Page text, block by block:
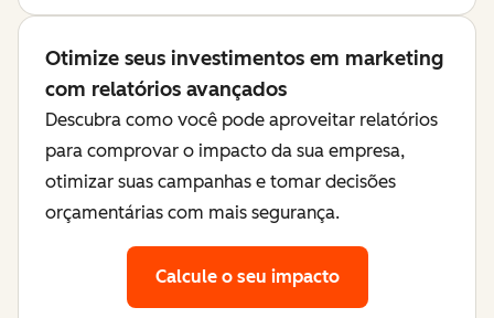
Otimize seus investimentos em marketing
com relatórios avançados
Descubra como você pode aproveitar relatórios
para comprovar o impacto da sua empresa,
otimizar suas campanhas e tomar decisões
orçamentárias com mais segurança.
Calcule o seu impacto